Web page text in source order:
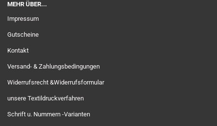
MEHR ÜBER...
Impressum
Gutscheine
Kontakt
Versand- & Zahlungsbedingungen
Widerrufsrecht &Widerrufsformular
unsere Textildruckverfahren
Schrift u. Nummern -Varianten